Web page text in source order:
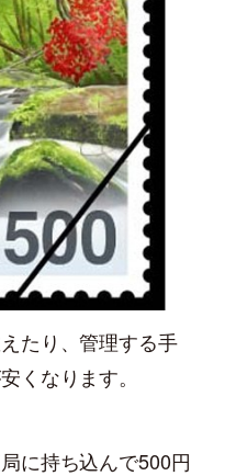
たり、管理する手
くなります。
に持ち込んで500円